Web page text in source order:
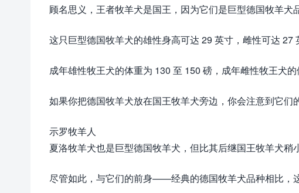
顾名思义，王者牧羊犬是国王，因为它们是巨型德国牧羊犬
这只巨型德国牧羊犬的雄性身高可达 29 英寸，雌性可达 27
成年雄性牧王犬的体重为 130 至 150 磅，成年雌性牧王犬的
如果你把德国牧羊犬放在国王牧羊犬旁边，你会注意到它们
示罗牧羊人
夏洛牧羊犬也是巨型德国牧羊犬，但比其后继国王牧羊犬稍小
尽管如此，与它们的前身——经典的德国牧羊犬品种相比，